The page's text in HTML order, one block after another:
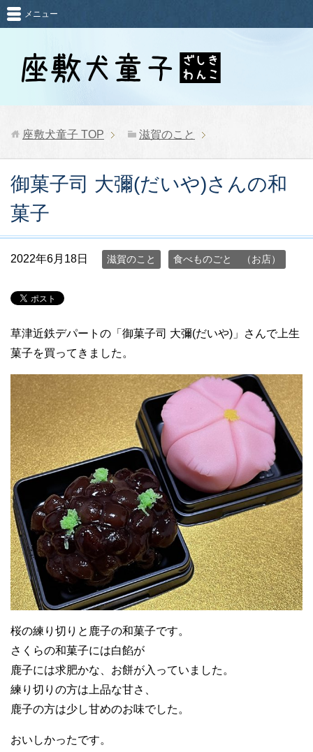
メニュー
座敷犬童子 TOP 滋賀のこと
御菓子司 大彌(だいや)さんの和
菓子
2022年6月18日 滋賀のこと 食べものごと （お店）
草津近鉄デパートの「御菓子司 大彌(だいや)」さんで上生
菓子を買ってきました。
桜の練り切りと鹿子の和菓子です。
さくらの和菓子には白餡が
鹿子には求肥かな、お餅が入っていました。
練り切りの方は上品な甘さ、
鹿子の方は少し甘めのお味でした。
おいしかったです。